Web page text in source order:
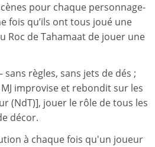
pour chaque personnage-
fois qu’ils ont tous joué une
Roc de Tahamaat de jouer une
sans règles, sans jets de dés ;
improvise et rebondit sur les
(NdT)], jouer le rôle de tous les
décor.
à chaque fois qu'un joueur